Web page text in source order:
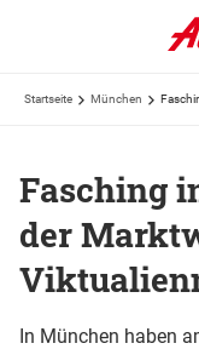
Startseite München
Fasching
der
In München haben